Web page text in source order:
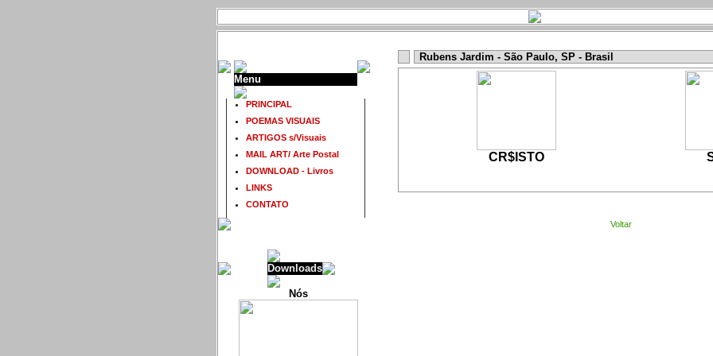
Menu
PRINCIPAL
POEMAS VISUAIS
ARTIGOS s/Visuais
MAIL ART/ Arte Postal
DOWNLOAD - Livros
LINKS
CONTATO
Downloads
Nós
Rubens Jardim - São Paulo, SP - Brasil
CR$ISTO
Voltar